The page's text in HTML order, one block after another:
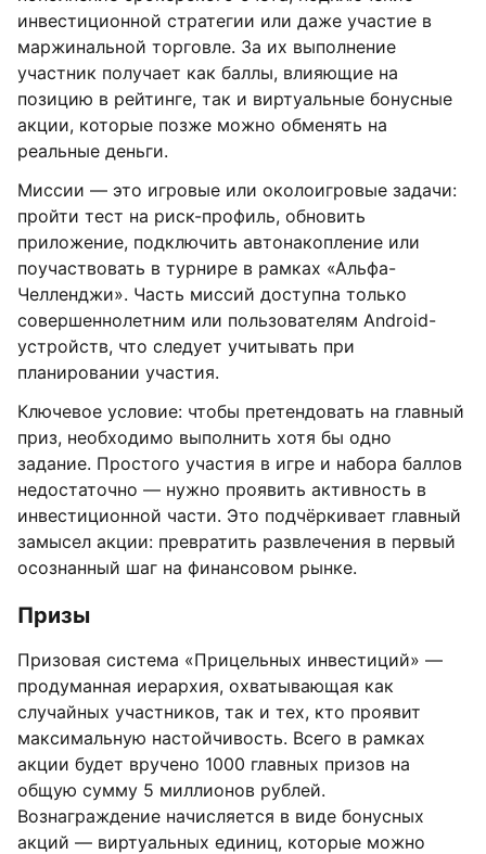
инвестиционной стратегии или даже участие в
маржинальной торговле. За их выполнение
участник получает как баллы, влияющие на
позицию в рейтинге, так и виртуальные бонусные
акции, которые позже можно обменять на
реальные деньги.
Миссии — это игровые или околоигровые задачи:
пройти тест на риск-профиль, обновить
приложение, подключить автонакопление или
поучаствовать в турнире в рамках «Альфа-
Челленджи». Часть миссий доступна только
совершеннолетним или пользователям Android-
устройств, что следует учитывать при
планировании участия.
Ключевое условие: чтобы претендовать на главный
приз, необходимо выполнить хотя бы одно
задание. Простого участия в игре и набора баллов
недостаточно — нужно проявить активность в
инвестиционной части. Это подчёркивает главный
замысел акции: превратить развлечения в первый
осознанный шаг на финансовом рынке.
Призы
Призовая система «Прицельных инвестиций» —
продуманная иерархия, охватывающая как
случайных участников, так и тех, кто проявит
максимальную настойчивость. Всего в рамках
акции будет вручено 1000 главных призов на
общую сумму 5 миллионов рублей.
Вознаграждение начисляется в виде бонусных
акций — виртуальных единиц, которые можно